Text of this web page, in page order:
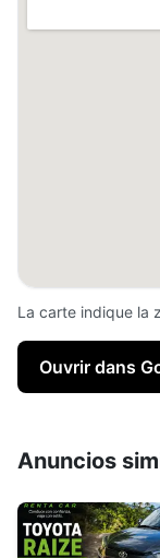
La carte indique la
Ouvrir dans
Anuncios